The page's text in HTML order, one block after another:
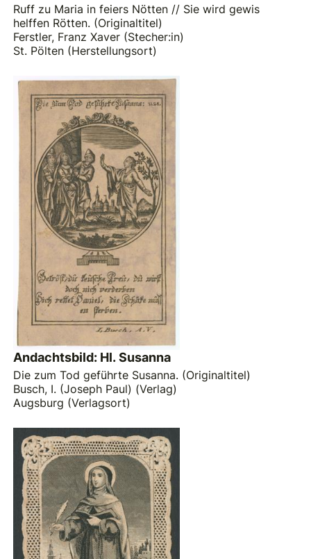
Ruff zu Maria in feiers Nötten // Sie wird gewis
helffen Rötten. (Originaltitel)
Ferstler, Franz Xaver (Stecher:in)
St. Pölten (Herstellungsort)
Andachtsbild: Hl. Susanna
Die zum Tod geführte Susanna. (Originaltitel)
Busch, I. (Joseph Paul) (Verlag)
Augsburg (Verlagsort)